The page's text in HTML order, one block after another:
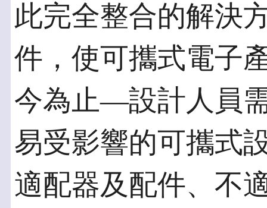
此完全整合的解決
件，使可攜式電子
今為止—設計人員
易受影響的可攜式
適配器及配件、不